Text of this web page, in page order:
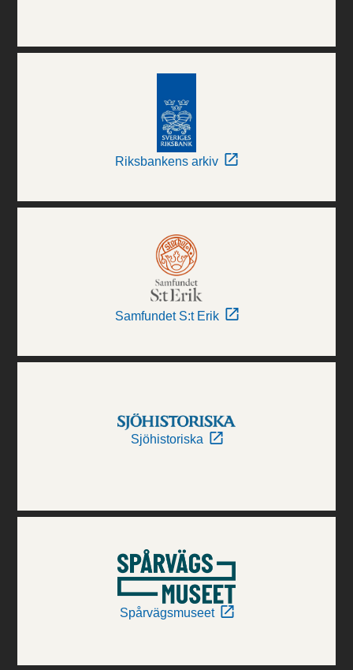
Riksbankens arkiv
Samfundet S:t Erik
Sjöhistoriska
Spårvägsmuseet